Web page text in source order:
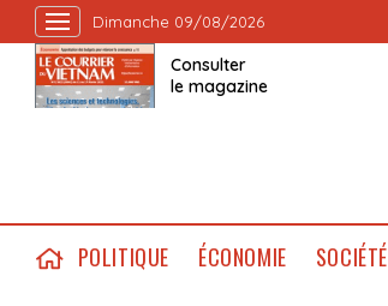
Dimanche 09/08/2026
Consulter
le magazine
POLITIQUE ÉCONOMIE SOCIÉTÉ